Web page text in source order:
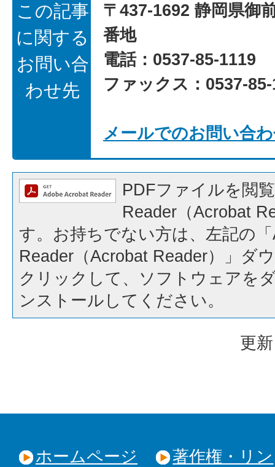
この記事
に関する
お問い合
わせ先
〒437-1692 静岡県御
番地
電話：0537-85-1119
ファックス：0537-
メールでのお問い合
PDFファイルを閲
Reader（Acrobat
す。お持ちでない方は、左記の
Reader（Acrobat Reader）」ダ
クリックして、ソフトウェアを
ンストールしてください。
更
ホームページ
著作権・リン